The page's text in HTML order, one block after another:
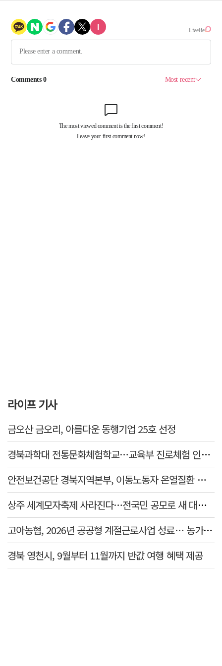
라이프 기사
금오산 금오리, 아름다운 동행기업 25호 선정
경북과학대 전통문화체험학교…교육부 진로체험 인증기관 선정
안전보건공단 경북지역본부, 이동노동자 온열질환 예방 캠페인
상주 세계모자축제 사라진다…전국민 공모로 새 대표축제 발굴 나서
고아농협, 2026년 공공형 계절근로사업 성료… 농가 일손 부족 해소 '효자'
경북 영천시, 9월부터 11월까지 반값 여행 혜택 제공